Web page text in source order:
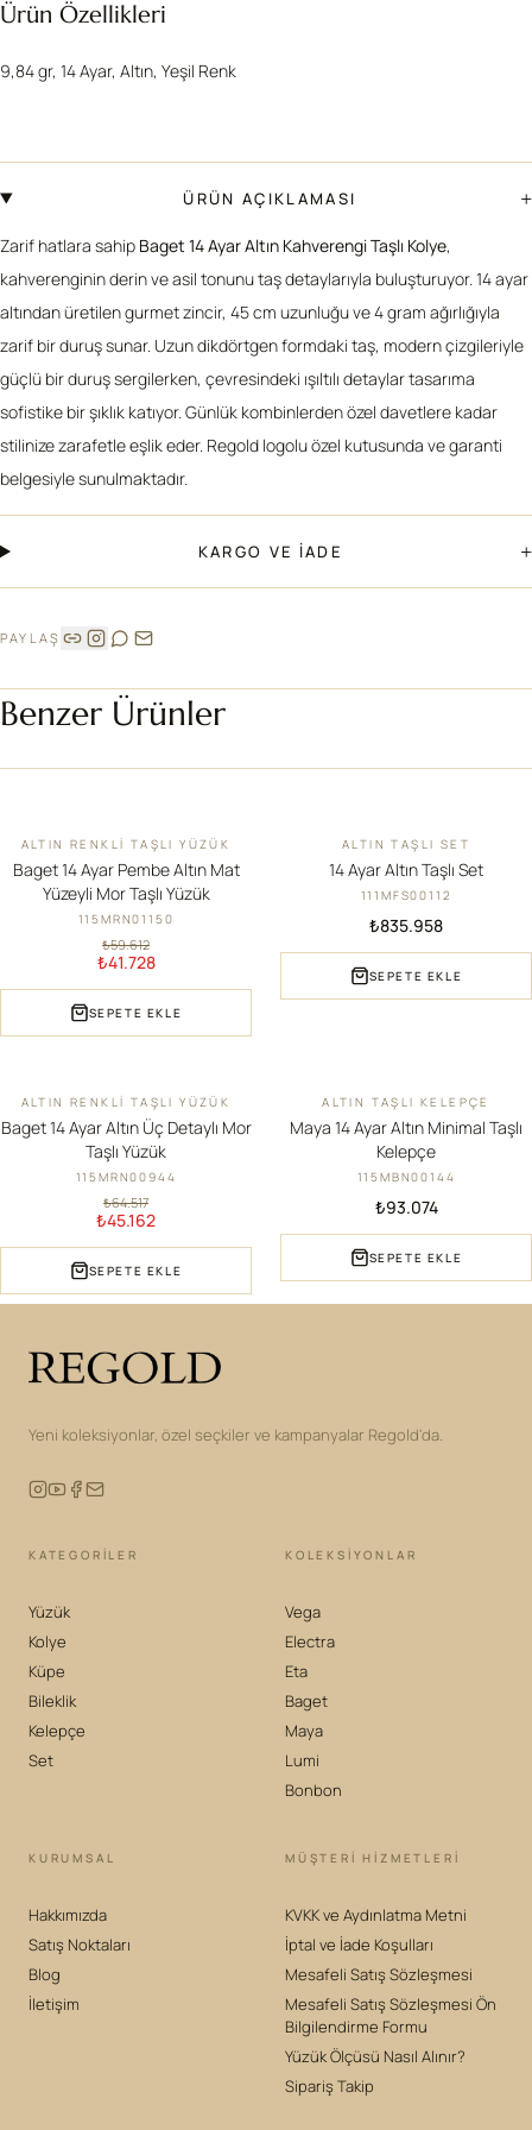
Ürün Özellikleri
9,84 gr, 14 Ayar, Altın, Yeşil Renk
ÜRÜN AÇIKLAMASI +
Zarif hatlara sahip Baget 14 Ayar Altın Kahverengi Taşlı Kolye,
kahverenginin derin ve asil tonunu taş detaylarıyla buluşturuyor. 14 ayar
altından üretilen gurmet zincir, 45 cm uzunluğu ve 4 gram ağırlığıyla
zarif bir duruş sunar. Uzun dikdörtgen formdaki taş, modern çizgileriyle
güçlü bir duruş sergilerken, çevresindeki ışıltılı detaylar tasarıma
sofistike bir şıklık katıyor. Günlük kombinlerden özel davetlere kadar
stilinize zarafetle eşlik eder. Regold logolu özel kutusunda ve garanti
belgesiyle sunulmaktadır.
KARGO VE İADE +
PAYLAŞ
Benzer Ürünler
İNDIRIM
ALTIN RENKLI TAŞLI YÜZÜK
Baget 14 Ayar Pembe Altın Mat
Yüzeyli Mor Taşlı Yüzük
115MRN01150
₺59.612
₺41.728
SEPETE EKLE
ALTIN TAŞLI SET
14 Ayar Altın Taşlı Set
111MFS00112
₺835.958
SEPETE EKLE
İNDIRIM
ALTIN RENKLI TAŞLI YÜZÜK
Baget 14 Ayar Altın Üç Detaylı Mor
Taşlı Yüzük
115MRN00944
₺64.517
₺45.162
SEPETE EKLE
YENI
ALTIN TAŞLI KELEPÇE
Maya 14 Ayar Altın Minimal Taşlı
Kelepçe
115MBN00144
₺93.074
SEPETE EKLE
Yeni koleksiyonlar, özel seçkiler ve kampanyalar Regold'da.
KATEGORILER
Yüzük
Kolye
Küpe
Bileklik
Kelepçe
Set
KOLEKSIYONLAR
Vega
Electra
Eta
Baget
Maya
Lumi
Bonbon
KURUMSAL
Hakkımızda
Satış Noktaları
Blog
İletişim
MÜŞTERİ HİZMETLERİ
KVKK ve Aydınlatma Metni
İptal ve İade Koşulları
Mesafeli Satış Sözleşmesi
Mesafeli Satış Sözleşmesi Ön
Bilgilendirme Formu
Yüzük Ölçüsü Nasıl Alınır?
Sipariş Takip